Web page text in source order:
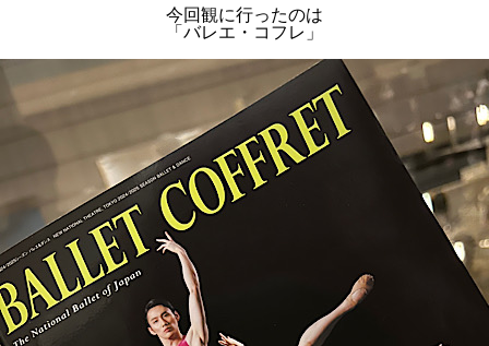
今回観に行ったのは
「バレエ・コフレ」